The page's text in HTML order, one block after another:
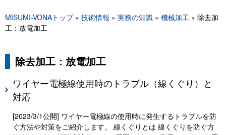
に
移
パ
ン
ず
MISUMI-VONAトップ 技術情報 実務の知識 機械加工
除去加
工：放電加工
除去加工：放電加工
ワイヤー電極線使用時のトラブル（線くぐり）と
対応
[2023/3/1公開] ワイヤー電極線の使用時に発生するトラブルを防
ぐ方法や対策をご紹介します。 線くぐりとは 線くぐりを防ぐ方